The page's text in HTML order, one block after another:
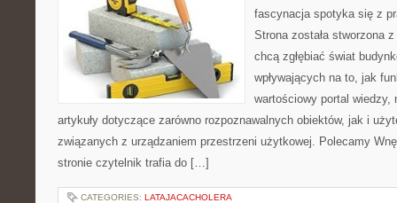
fascynacja spotyka się z
Strona została stworzona
chcą zgłębiać świat
wpływających na to, jak
wartościowy portal
artykuły dotyczące zarówno rozpoznawalnych obiektów, jak i
związanych z urządzaniem przestrzeni użytkowej. Polecamy
stronie czytelnik trafia do […]
CATEGORIES: LATAJACACHOLERA